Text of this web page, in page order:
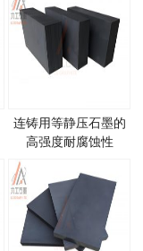
连铸用等静压石墨的
高强度耐腐蚀性